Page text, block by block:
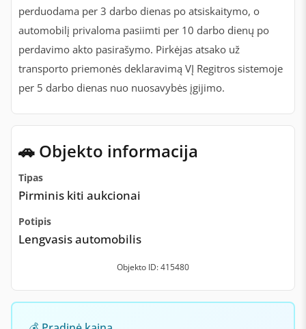
perduodama per 3 darbo dienas po atsiskaitymo, o
automobilį privaloma pasiimti per 10 darbo dienų po
perdavimo akto pasirašymo. Pirkėjas atsako už
transporto priemonės deklaravimą VĮ Regitros sistemoje
per 5 darbo dienas nuo nuosavybės įgijimo.
🚗 Objekto informacija
Tipas
Pirminis kiti aukcionai
Potipis
Lengvasis automobilis
Objekto ID: 415480